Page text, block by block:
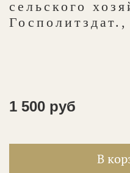
сельского
1 500 руб
В